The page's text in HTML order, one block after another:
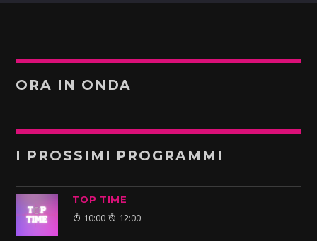
ORA IN ONDA
I PROSSIMI PROGRAMMI
TOP TIME
10:00 12:00